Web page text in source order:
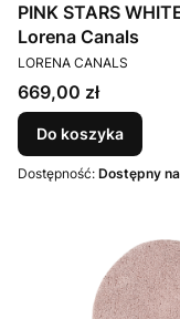
PINK STARS
Lorena Canals
PRODUCENT
LORENA CANALS
Cena
669,00 zł
Do koszyka
Dostępność: Dostępny